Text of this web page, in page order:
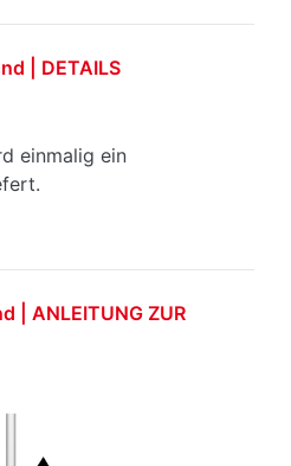
| DETAILS
einmalig ein
| ANLEITUNG ZUR